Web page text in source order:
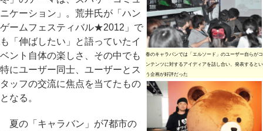
春のキャラバンでは「エルソード」のユーザー自らがコ
ンテンツに対するアイディアを話し合い、発表するとい
う企画が好評だった
ニケーション」。荒井氏が「ハン
ゲームフェスティバル★2012」で
も「伸ばしたい」と語っていたイ
ベント自体の楽しさ、その中でも
特にユーザー同士、ユーザーとス
タッフの交流に焦点を当てたもの
となる。
夏の「キャラバン」が7都市の